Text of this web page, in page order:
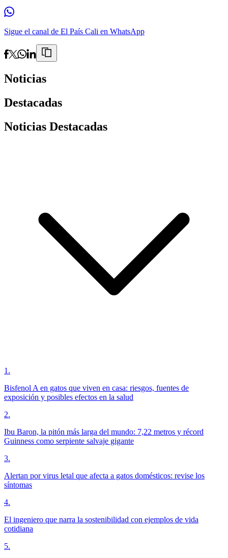
Sigue el canal de El País Cali en WhatsApp
Noticias
Destacadas
Noticias Destacadas
1 .
Bisfenol A en gatos que viven en casa: riesgos, fuentes de
exposición y posibles efectos en la salud
2.
Ibu Baron, la pitón más larga del mundo: 7,22 metros y récord
Guinness como serpiente salvaje gigante
3.
Alertan por virus letal que afecta a gatos domésticos: revise los
síntomas
4.
El ingeniero que narra la sostenibilidad con ejemplos de vida
cotidiana
5.